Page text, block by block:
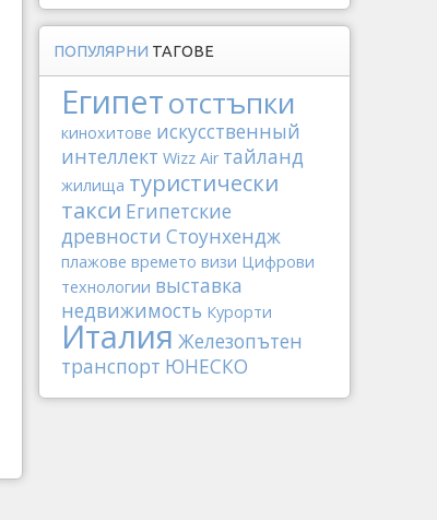
ПОПУЛЯРНИ ТАГОВЕ
Египетотстъпки
кинохитове искусственный
интеллект Wizz Air тайланд
жилища туристически
такси Египетские
древности Стоунхендж
плажове времето визи Цифрови
технологии выставка
недвижимость Курорти
Италия Железопътен
транспорт ЮНЕСКО